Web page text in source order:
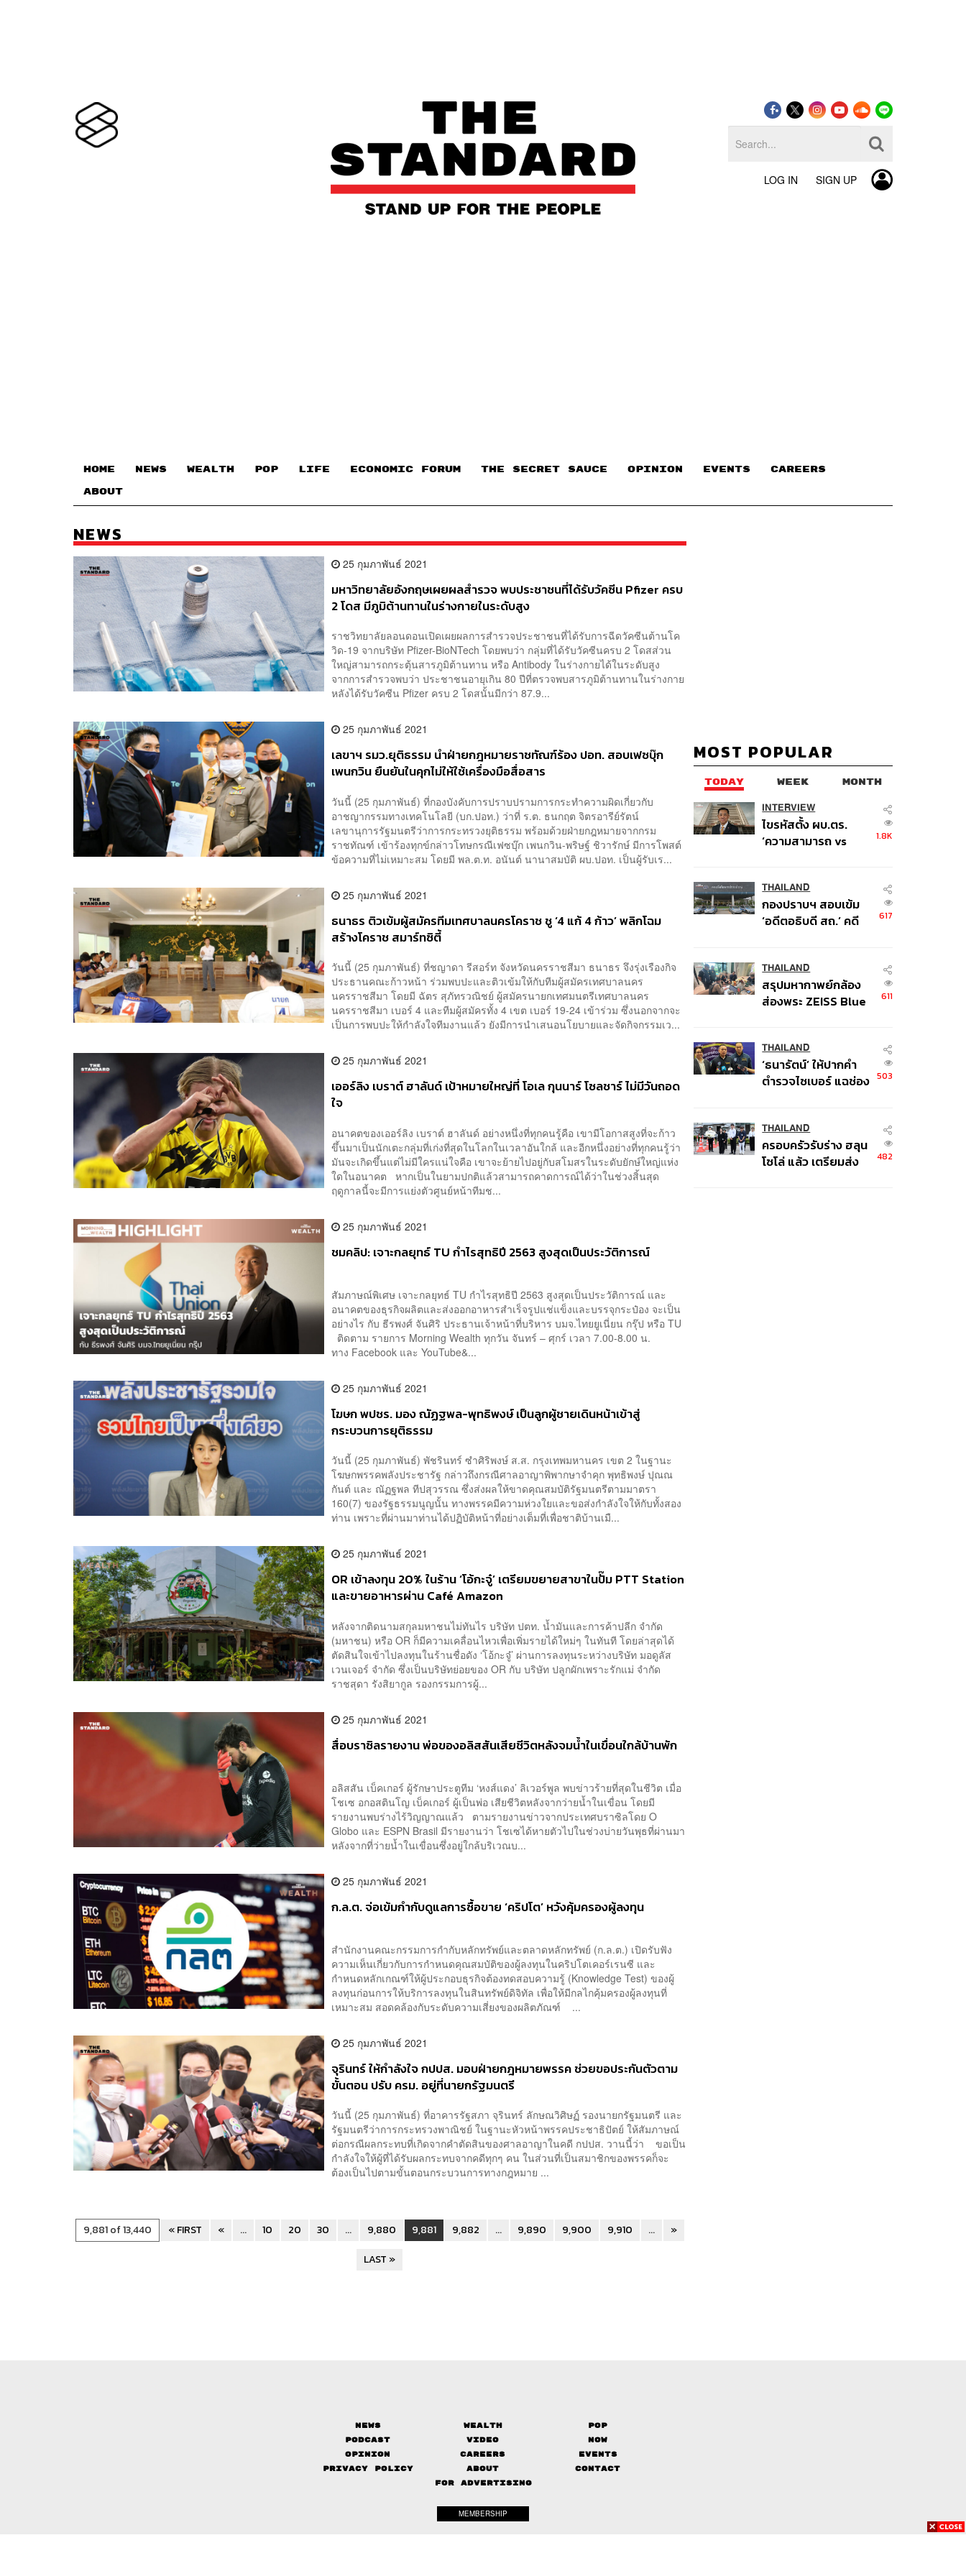
LOG IN SIGN UP
HOME NEWS WEALTH POP LIFE ECONOMIC FORUM THE SECRET SAUCE​ OPINION EVENTS CAREERS
ABOUT
NEWS
25 กุมภาพันธ์ 2021
มหาวิทยาลัยอังกฤษเผยผลสำรวจ พบประชาชนที่ได้รับวัคซีน Pfizer ครบ
2 โดส มีภูมิต้านทานในร่างกายในระดับสูง
ราชวิทยาลัยลอนดอนเปิดเผยผลการสำรวจประชาชนที่ได้รับการฉีดวัคซีนต้านโค
วิด-19 จากบริษัท Pfizer-BioNTech โดยพบว่า กลุ่มที่ได้รับวัคซีนครบ 2 โดสส่วน
ใหญ่สามารถกระตุ้นสารภูมิต้านทาน หรือ Antibody ในร่างกายได้ในระดับสูง
จากการสำรวจพบว่า ประชาชนอายุเกิน 80 ปีที่ตรวจพบสารภูมิต้านทานในร่างกาย
หลังได้รับวัคซีน Pfizer ครบ 2 โดสนั้นมีกว่า 87.9...
25 กุมภาพันธ์ 2021
เลขาฯ รมว.ยุติธรรม นำฝ่ายกฎหมายราชทัณฑ์ร้อง ปอท. สอบเฟซบุ๊ก
เพนกวิน ยืนยันในคุกไม่ให้ใช้เครื่องมือสื่อสาร
วันนี้ (25 กุมภาพันธ์) ที่กองบังคับการปราบปรามการกระทำความผิดเกี่ยวกับ
อาชญากรรมทางเทคโนโลยี (บก.ปอท.) ว่าที่ ร.ต. ธนกฤต จิตรอารีย์รัตน์
เลขานุการรัฐมนตรีว่าการกระทรวงยุติธรรม พร้อมด้วยฝ่ายกฎหมายจากกรม
ราชทัณฑ์ เข้าร้องทุกข์กล่าวโทษกรณีเฟซบุ๊ก เพนกวิน-พริษฐ์ ชิวารักษ์ มีการโพสต์
ข้อความที่ไม่เหมาะสม โดยมี พล.ต.ท. อนันต์ นานาสมบัติ ผบ.ปอท. เป็นผู้รับเร...
25 กุมภาพันธ์ 2021
ธนาธร ติวเข้มผู้สมัครทีมเทศบาลนครโคราช ชู ‘4 แก้ 4 ก้าว’ พลิกโฉม
สร้างโคราช สมาร์ทซิตี้
วันนี้ (25 กุมภาพันธ์) ที่ชญาดา รีสอร์ท จังหวัดนครราชสีมา ธนาธร จึงรุ่งเรืองกิจ
ประธานคณะก้าวหน้า ร่วมพบปะและติวเข้มให้กับทีมผู้สมัครเทศบาลนคร
นครราชสีมา โดยมี ฉัตร สุภัทรวณิชย์ ผู้สมัครนายกเทศมนตรีเทศบาลนคร
นครราชสีมา เบอร์ 4 และทีมผู้สมัครทั้ง 4 เขต เบอร์ 19-24 เข้าร่วม ซึ่งนอกจากจะ
เป็นการพบปะให้กำลังใจทีมงานแล้ว ยังมีการนำเสนอนโยบายและจัดกิจกรรมเว...
25 กุมภาพันธ์ 2021
เออร์ลิง เบราต์ ฮาลันด์ เป้าหมายใหญ่ที่ โอเล กุนนาร์ โซลชาร์ ไม่มีวันถอด
ใจ
อนาคตของเออร์ลิง เบราต์ ฮาลันด์ อย่างหนึ่งที่ทุกคนรู้คือ เขามีโอกาสสูงที่จะก้าว
ขึ้นมาเป็นนักเตะกลุ่มที่เก่งที่สุดในโลกในเวลาอันใกล้ และอีกหนึ่งอย่างที่ทุกคนรู้ว่า
มันจะเกิดขึ้นแต่ไม่มีใครแน่ใจคือ เขาจะย้ายไปอยู่กับสโมสรในระดับยักษ์ใหญ่แห่ง
ใดในอนาคต หากเป็นในยามปกติแล้วสามารถคาดการณ์ได้ว่าในช่วงสิ้นสุด
ฤดูกาลนี้จะมีการแย่งตัวศูนย์หน้าทีมช...
25 กุมภาพันธ์ 2021
ชมคลิป: เจาะกลยุทธ์ TU กำไรสุทธิปี 2563 สูงสุดเป็นประวัติการณ์
สัมภาษณ์พิเศษ เจาะกลยุทธ์ TU กำไรสุทธิปี 2563 สูงสุดเป็นประวัติการณ์ และ
อนาคตของธุรกิจผลิตและส่งออกอาหารสำเร็จรูปแช่แข็งและบรรจุกระป๋อง จะเป็น
อย่างไร กับ ธีรพงศ์ จันศิริ ประธานเจ้าหน้าที่บริหาร บมจ.ไทยยูเนี่ยน กรุ๊ป หรือ TU
ติดตาม รายการ Morning Wealth ทุกวัน จันทร์ – ศุกร์ เวลา 7.00-8.00 น.
ทาง Facebook และ YouTube&...
25 กุมภาพันธ์ 2021
โฆษก พปชร. มอง ณัฏฐพล-พุทธิพงษ์ เป็นลูกผู้ชายเดินหน้าเข้าสู่
กระบวนการยุติธรรม
วันนี้ (25 กุมภาพันธ์) พัชรินทร์ ซำศิริพงษ์ ส.ส. กรุงเทพมหานคร เขต 2 ในฐานะ
โฆษกพรรคพลังประชารัฐ กล่าวถึงกรณีศาลอาญาพิพากษาจำคุก พุทธิพงษ์ ปุณณ
กันต์ และ ณัฏฐพล ทีปสุวรรณ ซึ่งส่งผลให้ขาดคุณสมบัติรัฐมนตรีตามมาตรา
160(7) ของรัฐธรรมนูญนั้น ทางพรรคมีความห่วงใยและขอส่งกำลังใจให้กับทั้งสอง
ท่าน เพราะที่ผ่านมาท่านได้ปฏิบัติหน้าที่อย่างเต็มที่เพื่อชาติบ้านเมื...
25 กุมภาพันธ์ 2021
OR เข้าลงทุน 20% ในร้าน ‘โอ้กะจู๋’ เตรียมขยายสาขาในปั๊ม PTT Station
และขายอาหารผ่าน Café Amazon
หลังจากติดนามสกุลมหาชนไม่ทันไร บริษัท ปตท. น้ำมันและการค้าปลีก จำกัด
(มหาชน) หรือ OR ก็มีความเคลื่อนไหวเพื่อเพิ่มรายได้ใหม่ๆ ในทันที โดยล่าสุดได้
ตัดสินใจเข้าไปลงทุนในร้านชื่อดัง ‘โอ้กะจู๋’ ผ่านการลงทุนระหว่างบริษัท มอดูลัส
เวนเจอร์ จำกัด ซึ่งเป็นบริษัทย่อยของ OR กับ บริษัท ปลูกผักเพราะรักแม่ จำกัด
ราชสุดา รังสิยากูล รองกรรมการผู้...
25 กุมภาพันธ์ 2021
สื่อบราซิลรายงาน พ่อของอลิสสันเสียชีวิตหลังจมน้ำในเขื่อนใกล้บ้านพัก
อลิสสัน เบ็คเกอร์ ผู้รักษาประตูทีม ‘หงส์แดง’ ลิเวอร์พูล พบข่าวร้ายที่สุดในชีวิต เมื่อ
โชเซ อกอสตินโญ เบ็คเกอร์ ผู้เป็นพ่อ เสียชีวิตหลังจากว่ายน้ำในเขื่อน โดยมี
รายงานพบร่างไร้วิญญาณแล้ว ตามรายงานข่าวจากประเทศบราซิลโดย O
Globo และ ESPN Brasil มีรายงานว่า โชเซได้หายตัวไปในช่วงบ่ายวันพุธที่ผ่านมา
หลังจากที่ว่ายน้ำในเขื่อนซึ่งอยู่ใกล้บริเวณบ...
25 กุมภาพันธ์ 2021
ก.ล.ต. จ่อเข้มกำกับดูแลการซื้อขาย ‘คริปโต’ หวังคุ้มครองผู้ลงทุน
สำนักงานคณะกรรมการกำกับหลักทรัพย์และตลาดหลักทรัพย์ (ก.ล.ต.) เปิดรับฟัง
ความเห็นเกี่ยวกับการกำหนดคุณสมบัติของผู้ลงทุนในคริปโตเคอร์เรนซี และ
กำหนดหลักเกณฑ์ให้ผู้ประกอบธุรกิจต้องทดสอบความรู้ (Knowledge Test) ของผู้
ลงทุนก่อนการให้บริการลงทุนในสินทรัพย์ดิจิทัล เพื่อให้มีกลไกคุ้มครองผู้ลงทุนที่
เหมาะสม สอดคล้องกับระดับความเสี่ยงของผลิตภัณฑ์ ...
25 กุมภาพันธ์ 2021
จุรินทร์ ให้กำลังใจ กปปส. มอบฝ่ายกฎหมายพรรค ช่วยขอประกันตัวตาม
ขั้นตอน ปรับ ครม. อยู่ที่นายกรัฐมนตรี
วันนี้ (25 กุมภาพันธ์) ที่อาคารรัฐสภา จุรินทร์ ลักษณวิศิษฏ์ รองนายกรัฐมนตรี และ
รัฐมนตรีว่าการกระทรวงพาณิชย์ ในฐานะหัวหน้าพรรคประชาธิปัตย์ ให้สัมภาษณ์
ต่อกรณีผลกระทบที่เกิดจากคำตัดสินของศาลอาญาในคดี กปปส. วานนี้ว่า ขอเป็น
กำลังใจให้ผู้ที่ได้รับผลกระทบจากคดีทุกๆ คน ในส่วนที่เป็นสมาชิกของพรรคก็จะ
ต้องเป็นไปตามขั้นตอนกระบวนการทางกฎหมาย ...
9,881 of 13,440 « FIRST « ... 10 20 30 ... 9,880 9,881 9,882 ... 9,890 9,900 9,910 ...
»
LAST »
MOST POPULAR
TODAY WEEK MONTH
INTERVIEW
ไขรหัสตั้ง ผบ.ตร.
‘ความสามารถ vs
พล.ต.อ. เอก อังสนา
นนท์
1.8K
THAILAND
กองปราบฯ สอบเข้ม
‘อดีตอธิบดี สถ.’ คดี
ป.ป.ช. 12 ส.ค. นี้
617
THAILAND
สรุปมหากาพย์กล้อง
ส่องพระ ZEISS Blue
พิพาท ‘มาเวลล์ฯ’ ฟ้อง
‘โทน บางแค’ ผิดนัด
จ่ายหนี้-แอบระบุ
611
THAILAND
‘ธนารัตน์’ ให้ปากคำ
ตำรวจไซเบอร์ แฉช่อง 503
THAILAND
ครอบครัวรับร่าง ฮลุน
โซโล่ แล้ว เตรียมส่ง
482
News Wealth
Pop
Podcast
Video
Now
Opinion
Careers
Events
Privacy Policy
About
Contact
FOR ADVERTISING
MEMBERSHIP